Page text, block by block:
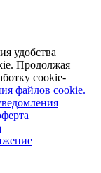
удобства
Продолжая
cookie-
файлов cookie.